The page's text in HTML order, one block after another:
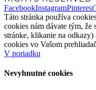
FacebookInstagramPinterest
Táto stránka používa
cookies nám dávate tým,
stránke, klikanie na odkazy)
cookies vo Vašom
V poriadku
Nevyhnutné cookies